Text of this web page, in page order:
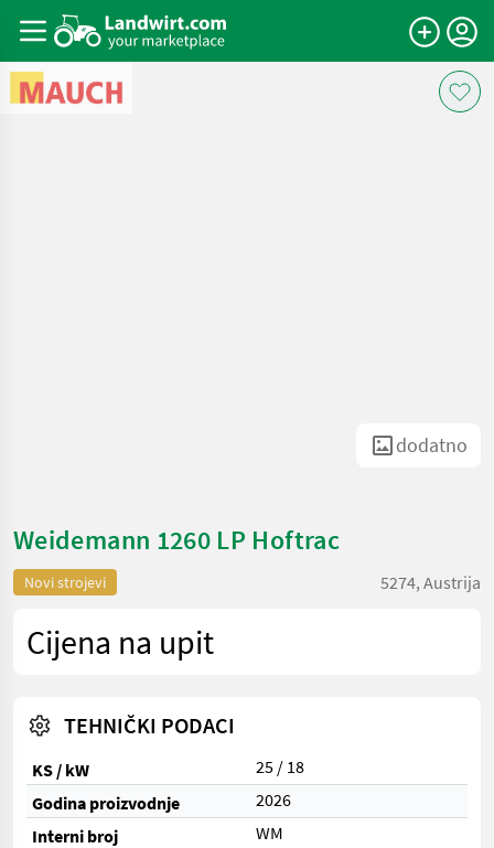
dodatno
Weidemann 1260 LP Hoftrac
Novi strojevi 5274, Austrija
Cijena na upit
TEHNIČKI PODACI
KS / kW
25 / 18
Godina proizvodnje
2026
Interni broj
WM